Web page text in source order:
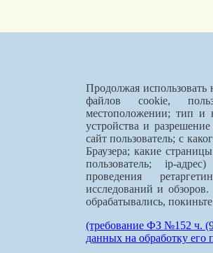
Продолжая использовать
файлов cookie,
местоположении; тип и
устройства и
сайт пользователь; с
Браузера; какие
пользователь; ip-
проведения
исследований и
обрабатывались,
(требование ФЗ №152 ч.
данных на обработку